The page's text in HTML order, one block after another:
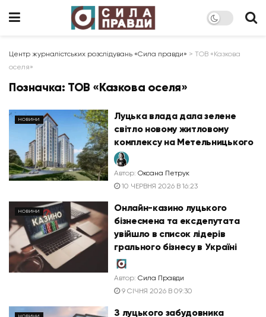
Центр журналістських розслідувань «Сила правди» > ТОВ «Казкова
оселя»
Позначка: ТОВ «Казкова оселя»
НОВИНИ
Луцька влада дала зелене
світло новому житловому
комплексу на Метельницького
Автор: Оксана Петрук
10 ЧЕРВНЯ 2026 В 16:23
НОВИНИ
Онлайн-казино луцького
бізнесмена та ексдепутата
увійшло в список лідерів
грального бізнесу в Україні
Автор: Сила Правди
9 СІЧНЯ 2026 В 09:30
З луцького забудовника